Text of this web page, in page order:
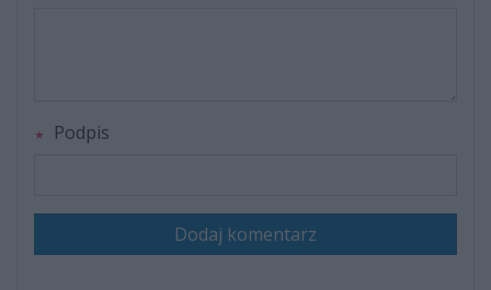
Podpis
Dodaj komentarz